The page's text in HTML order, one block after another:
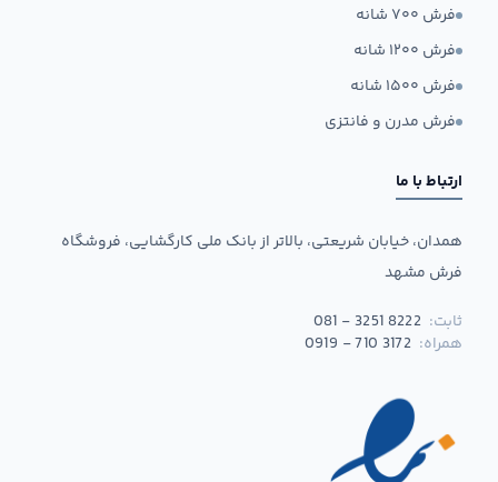
فرش ۷۰۰ شانه
فرش ۱۲۰۰ شانه
فرش ۱۵۰۰ شانه
فرش مدرن و فانتزی
ارتباط با ما
همدان، خیابان شریعتی، بالاتر از بانک ملی کارگشایی، فروشگاه
فرش مشهد
ثابت: 081 - 3251 8222
همراه: 0919 - 710 3172